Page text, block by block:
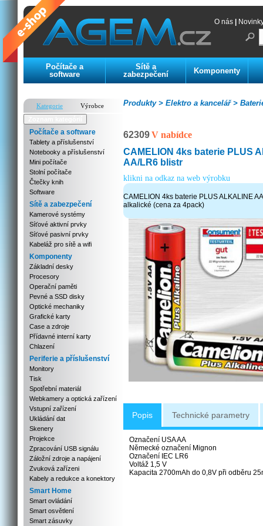
O nás
Počítače a
software
Sítě a
zabezpečení
Komponenty
Kategorie
Výrobce
Počítače a software
Tablety a příslušenství
Notebooky a příslušenství
Mini počítače
Stolní počítače
Čtečky knih
Software
Sítě a zabezpečení
Kamerové systémy
Síťové aktivní prvky
Síťové pasivní prvky
Kabeláž pro sítě a wifi
Komponenty
Základní desky
Procesory
Operační paměti
Pevné a SSD disky
Optické mechaniky
Grafické karty
Case a zdroje
Přídavné interní karty
Chlazení
Periferie a příslušenství
Monitory
Tisk
Spotřební materiál
Webkamery a optická zařízení
Vstupní zařízení
Ukládání dat
Skenery
Projekce
Zpracování USB signálu
Záložní zdroje a napájení
Zvuková zařízeni
Kabely a redukce a konektory
Smart Home
Smart ovládání
Smart osvětlení
Smart zásuvky
Elektro a kancelář >
Produkty >
62309V nabídce
CAMELION 4ks baterie PLUS
AA/LR6 blistr
klikni na odkaz na web výrobku
CAMELION 4ks baterie PLUS ALKALINE
alkalické (cena za 4pack)
Popis Technické parametry
Označení USA AA
Německé označení Mignon
Označení IEC LR6
Voltáž 1,5 V
Kapacita 2700mAh do 0,8V při odběru